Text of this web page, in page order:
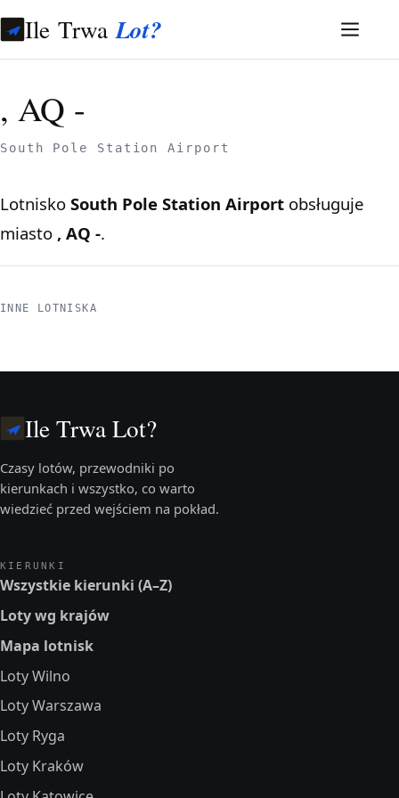
Ile TrwaLot?
, AQ -
South Pole Station Airport
Lotnisko South Pole Station Airport obsługuje
miasto , AQ -.
INNE LOTNISKA
Ile Trwa Lot?
Czasy lotów, przewodniki po
kierunkach i wszystko, co warto
wiedzieć przed wejściem na pokład.
KIERUNKI
Wszystkie kierunki (A–Z)
Loty wg krajów
Mapa lotnisk
Loty Wilno
Loty Warszawa
Loty Ryga
Loty Kraków